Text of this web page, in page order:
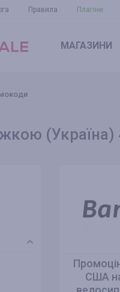
Правила Плагіни
МАГАЗИНИ
(Україна)
США